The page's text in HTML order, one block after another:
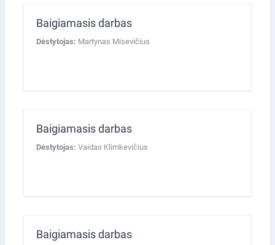
Baigiamasis darbas
Dėstytojas: Martynas Misevičius
Baigiamasis darbas
Dėstytojas: Vaidas Klimkevičius
Baigiamasis darbas